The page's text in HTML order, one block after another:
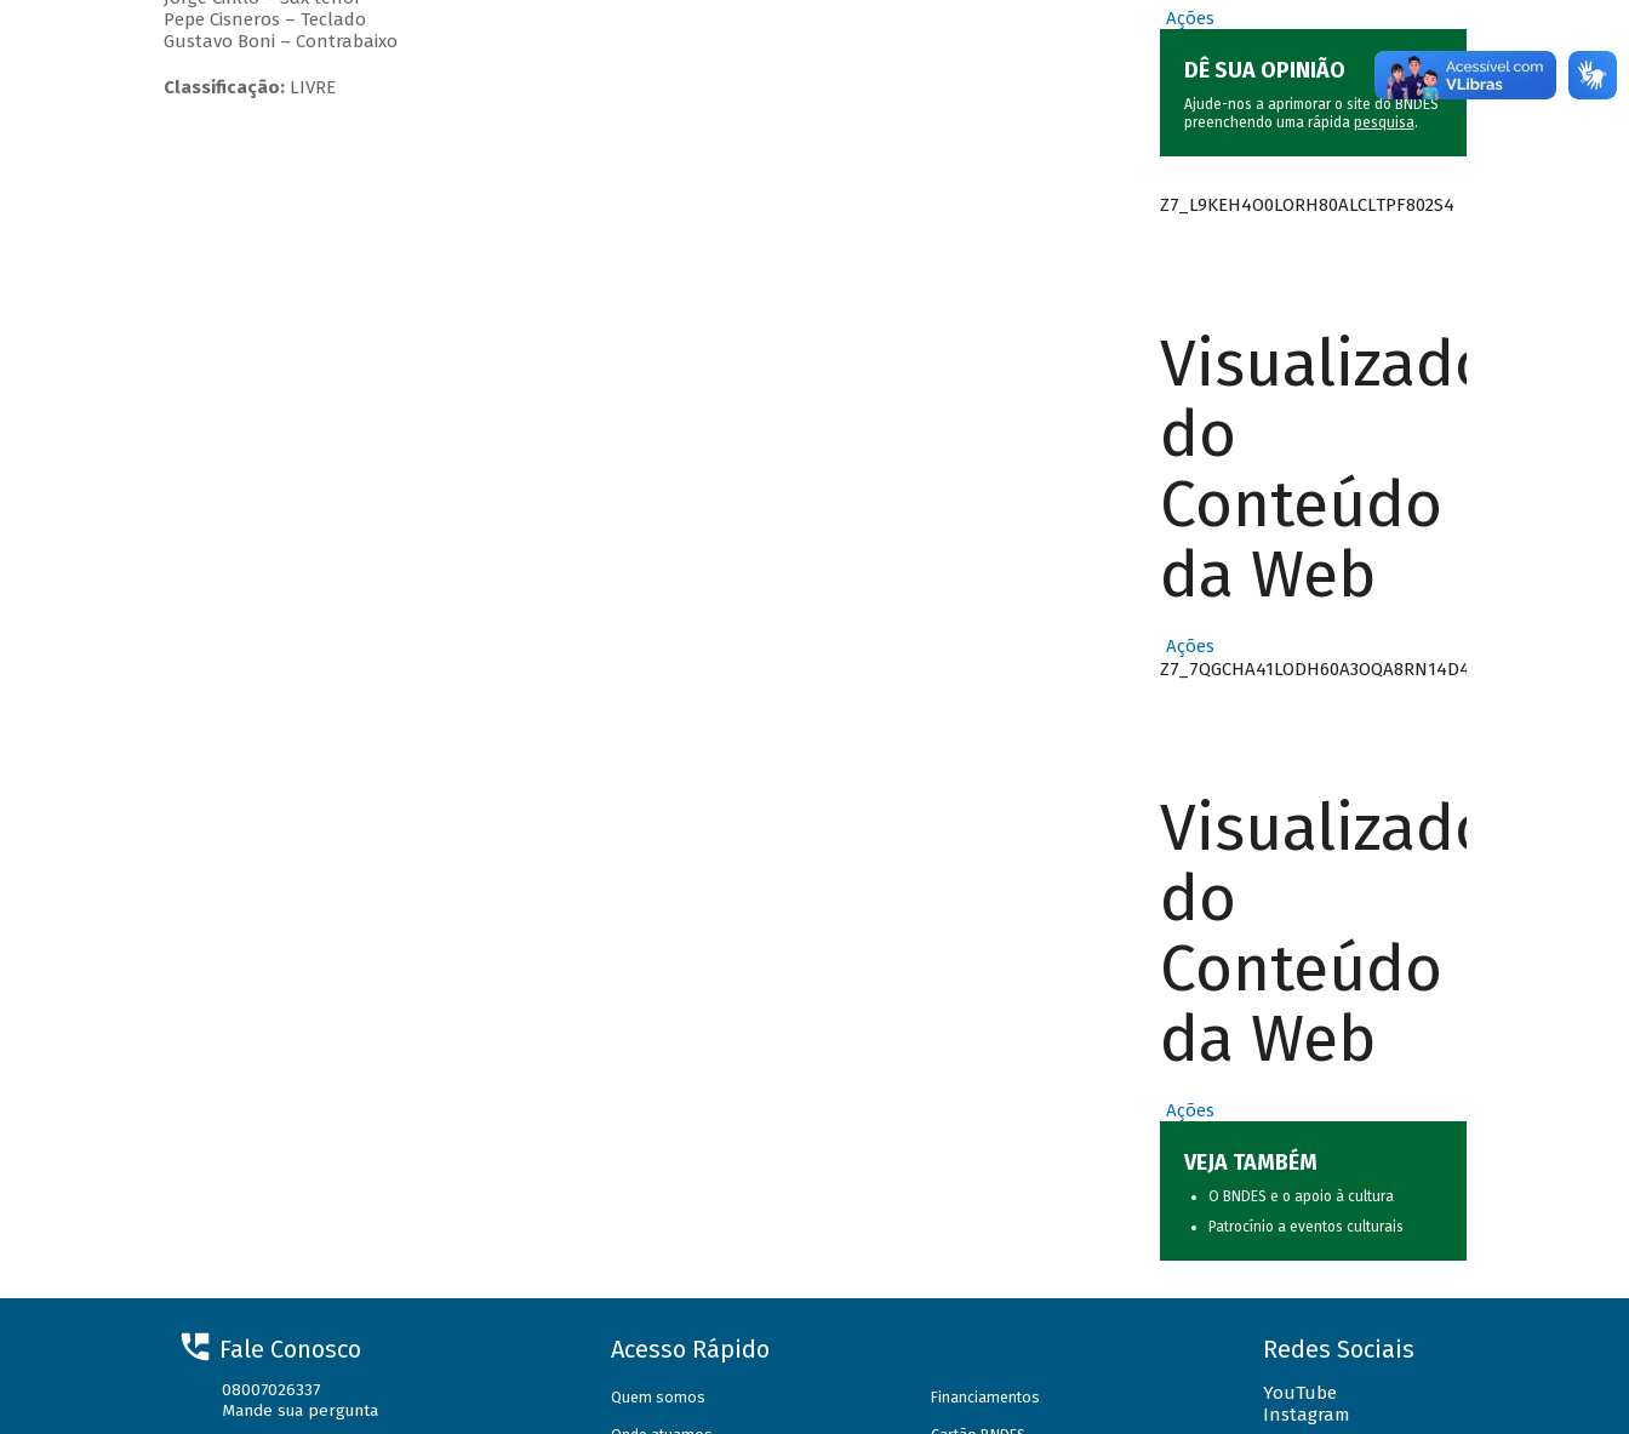
Pepe Cisneros – Teclado
Gustavo Boni – Contrabaixo
Classificação:LIVRE
Ações
DÊ SUA OPINIÃO
Ajude-nos a aprimorar o site do BNDES
preenchendo uma rápida pesquisa.
Z7_L9KEH4O0LORH80ALCLTPF802S4
Visualizador
do
Conteúdo
da Web
Ações
Z7_7QGCHA41LODH60A3OQA8RN14D4
Visualizador
do
Conteúdo
da Web
Ações
VEJA TAMBÉM
O BNDES e o apoio à cultura
Patrocínio a eventos culturais
Fale Conosco
08007026337
Mande sua pergunta
Acesso Rápido
Quem somos Financiamentos
Redes Sociais
YouTube
Instagram